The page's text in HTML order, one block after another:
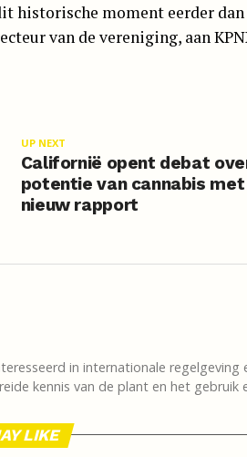
historische moment eerder
van de vereniging, aan
UP NEXT
Californië opent debat
potentie van cannabis met
nieuw rapport
in internationale regelgeving
kennis van de plant en het gebruik
LIKE